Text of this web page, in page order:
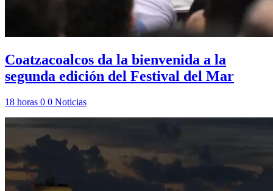
Coatzacoalcos da la bienvenida a la
segunda edición del Festival del Mar
18 horas 0 0 Noticias